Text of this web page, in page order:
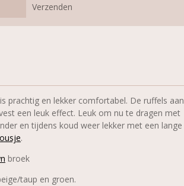
Verzenden
prachtig en lekker comfortabel. De ruffels aan
een leuk effect. Leuk om nu te dragen met
en tijdens koud weer lekker met een lange
.
broek
taup en groen.